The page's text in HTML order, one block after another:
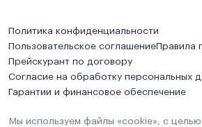
Политика конфиденциальности
Пользовательское соглашениеПравила
Прейскурант по договору
Согласие на обработку персональных
Гарантии и финансовое обеспечение
Мы используем файлы «cookie», с